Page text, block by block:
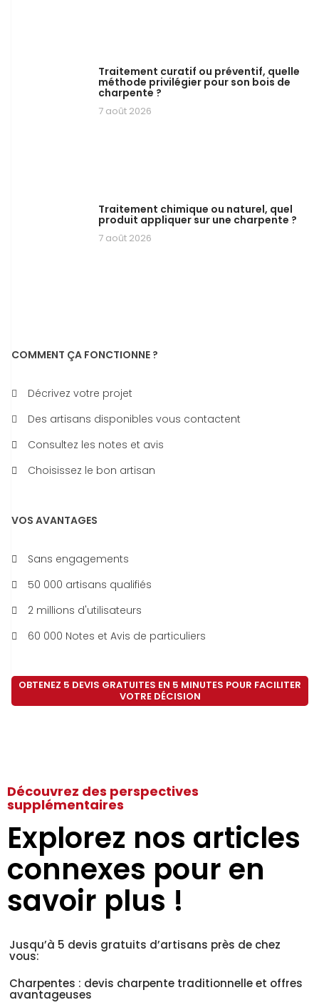
Traitement curatif ou préventif, quelle
méthode privilégier pour son bois de
charpente ?
7 août 2026
Traitement chimique ou naturel, quel
produit appliquer sur une charpente ?
7 août 2026
COMMENT ÇA FONCTIONNE ?
Décrivez votre projet
Des artisans disponibles vous contactent
Consultez les notes et avis
Choisissez le bon artisan
VOS AVANTAGES
Sans engagements
50 000 artisans qualifiés
2 millions d'utilisateurs
60 000 Notes et Avis de particuliers
OBTENEZ 5 DEVIS GRATUITES EN 5 MINUTES POUR FACILITER
VOTRE DÉCISION
Découvrez des perspectives
supplémentaires
Explorez nos articles
connexes pour en
savoir plus !
Jusqu’à 5 devis gratuits d’artisans près de chez
vous:
Charpentes : devis charpente traditionnelle et offres
avantageuses